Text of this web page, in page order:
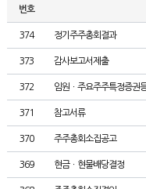
번호
374 정기주주총회결과
373 감사보고서제출
372 임원ㆍ주요주주특정증권
371 참고서류
370 주주총회소집공고
369 현금ㆍ현물배당결정